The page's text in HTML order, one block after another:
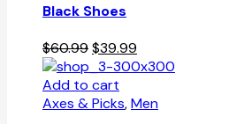
Black Shoes
$60.99Original
price
was:
$60.99.
$39.99
price
$39.99.
Add to cart
Axes & Picks,Men